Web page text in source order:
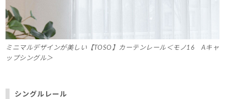
ミニマルデザインが美しい【TOSO】カーテンレール＜モノ16 Aキャ
ップシングル＞
シングルレール